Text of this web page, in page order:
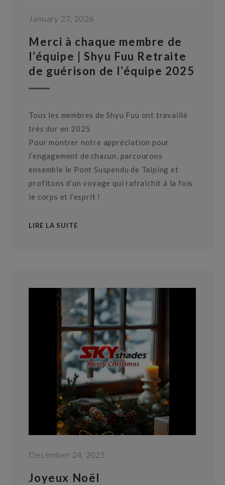
January 27, 2026
Merci à chaque membre de
l’équipe | Shyu Fuu Retraite
de guérison de l’équipe 2025
Tous les membres de Shyu Fuu ont travaillé
très dur en 2025
Pour montrer notre appréciation pour
l’engagement de chacun, parcourons
ensemble le Pont Suspendu de Taiping et
profitons d’un voyage qui rafraîchit à la fois
le corps et l’esprit !
LIRE LA SUITE
December 24, 2025
Joyeux Noël